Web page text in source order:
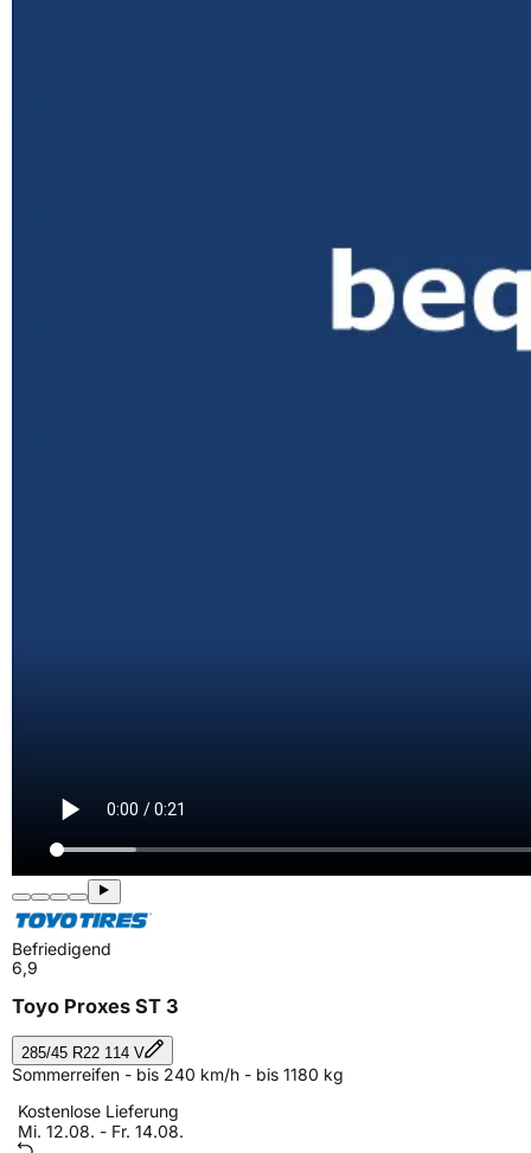
Befriedigend
6,9
Toyo Proxes ST 3
285/45 R22 114 V
Sommerreifen - bis 240 km/h - bis 1180 kg
Kostenlose Lieferung
Mi. 12.08. - Fr. 14.08.